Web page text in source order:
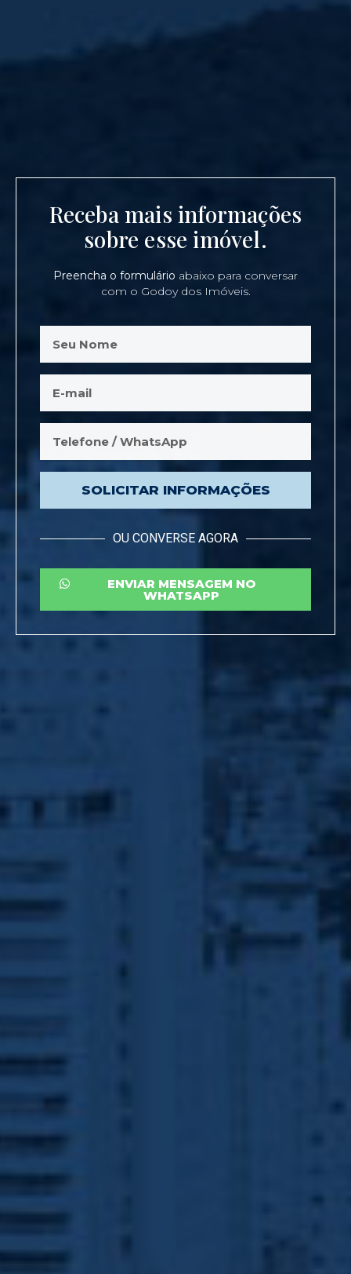
Receba mais informações
sobre esse imóvel.
Preencha o formulário abaixo para conversar
com o Godoy dos Imóveis.
SOLICITAR INFORMAÇÕES
OU CONVERSE AGORA
ENVIAR MENSAGEM NO
WHATSAPP